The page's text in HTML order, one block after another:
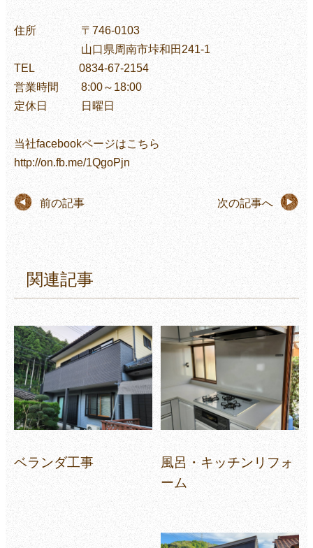
住所 〒746-0103
山口県周南市垰和田241-1
TEL 0834-67-2154
営業時間 8:00～18:00
定休日 日曜日
当社facebookページはこちら
http://on.fb.me/1QgoPjn
前の記事 次の記事へ
関連記事
ベランダ工事
風呂・キッチンリフォ
ーム